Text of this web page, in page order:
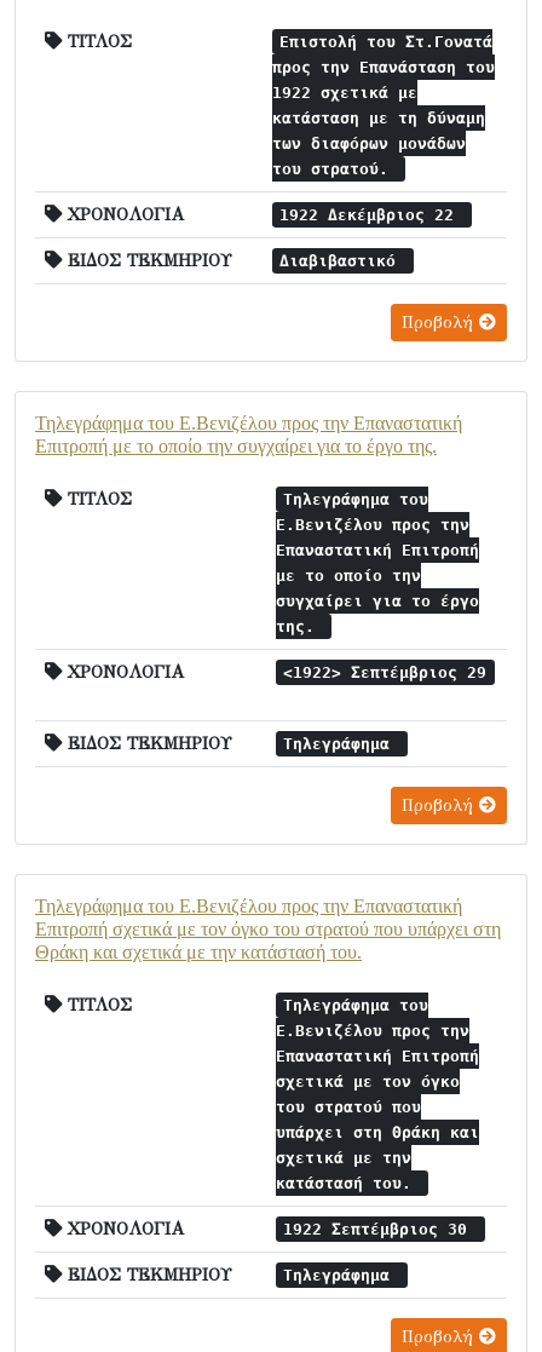
ΤΙΤΛΟΣ
Επιστολή του Στ.Γονατά
προς την Επανάσταση του
1922 σχετικά με
κατάσταση με τη δύναμη
των διαφόρων μονάδων
του στρατού.
ΧΡΟΝΟΛΟΓΙΑ 1922 Δεκέμβριος 22
ΕΙΔΟΣ ΤΕΚΜΗΡΙΟΥ Διαβιβαστικό
Προβολή
Τηλεγράφημα του Ε.Βενιζέλου προς την Επαναστατική
Επιτροπή με το οποίο την συγχαίρει για το έργο της.
ΤΙΤΛΟΣ
Τηλεγράφημα του
Ε.Βενιζέλου προς την
Επαναστατική Επιτροπή
με το οποίο την
συγχαίρει για το έργο
της.
ΧΡΟΝΟΛΟΓΙΑ <1922> Σεπτέμβριος 29
ΕΙΔΟΣ ΤΕΚΜΗΡΙΟΥ Τηλεγράφημα
Προβολή
Τηλεγράφημα του Ε.Βενιζέλου προς την Επαναστατική
Επιτροπή σχετικά με τον όγκο του στρατού που υπάρχει στη
Θράκη και σχετικά με την κατάστασή του.
ΤΙΤΛΟΣ
Τηλεγράφημα του
Ε.Βενιζέλου προς την
Επαναστατική Επιτροπή
σχετικά με τον όγκο
του στρατού που
υπάρχει στη Θράκη και
σχετικά με την
κατάστασή του.
ΧΡΟΝΟΛΟΓΙΑ 1922 Σεπτέμβριος 30
ΕΙΔΟΣ ΤΕΚΜΗΡΙΟΥ Τηλεγράφημα
Προβολή